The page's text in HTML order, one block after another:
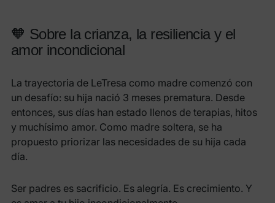
🧡 Sobre la crianza, la resiliencia y el
amor incondicional
La trayectoria de LeTresa como madre comenzó con
un desafío: su hija nació 3 meses prematura. Desde
entonces, sus días han estado llenos de terapias, hitos
y muchísimo amor. Como madre soltera, se ha
propuesto priorizar las necesidades de su hija cada
día.
Ser padres es sacrificio. Es alegría. Es crecimiento. Y